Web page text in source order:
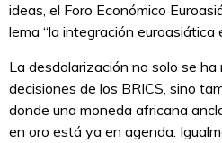
ideas, el Foro Económico
lema “la integración euroasiática
La desdolarización no solo se
decisiones de los BRICS, sino
donde una moneda africana
en oro está ya en agenda.